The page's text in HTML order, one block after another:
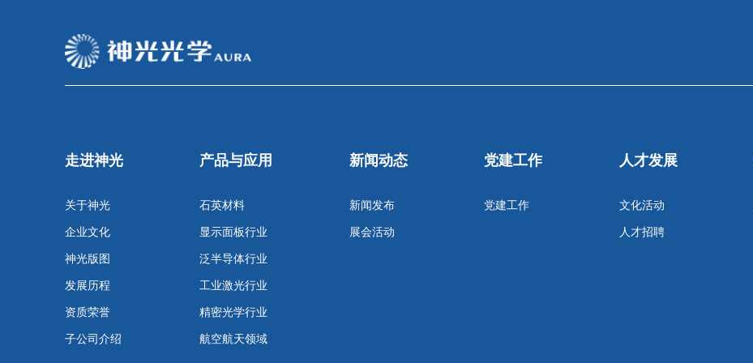
走进神光
关于神光
企业文化
神光版图
发展历程
资质荣誉
子公司介绍
产品与应用
石英材料
显示面板行业
泛半导体行业
工业激光行业
精密光学行业
航空航天领域
新闻动态
新闻发布
展会活动
党建工作
党建工作
人才发展
文化活动
人才招聘